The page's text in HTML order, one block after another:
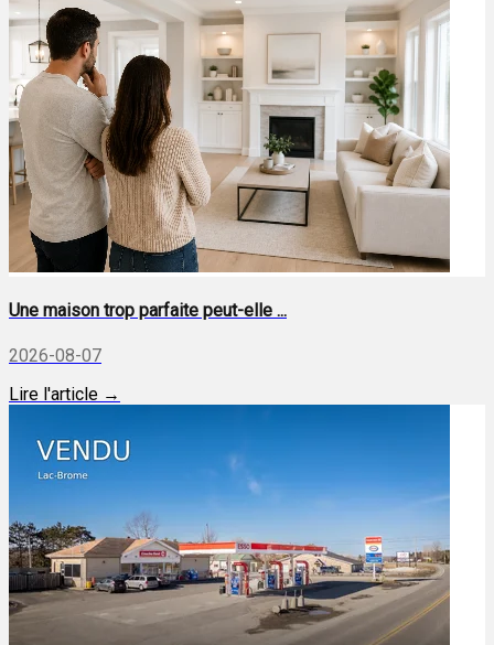
Une maison trop parfaite peut-elle ...
2026-08-07
Lire l'article →